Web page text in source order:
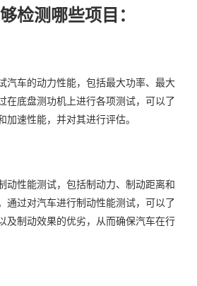
检测哪些项目：
汽车的动力性能，包括最大功率、最大
在底盘测功机上进行各项测试，可以了
加速性能，并对其进行评估。
动性能测试，包括制动力、制动距离和
通过对汽车进行制动性能测试，可以了
及制动效果的优劣，从而确保汽车在行